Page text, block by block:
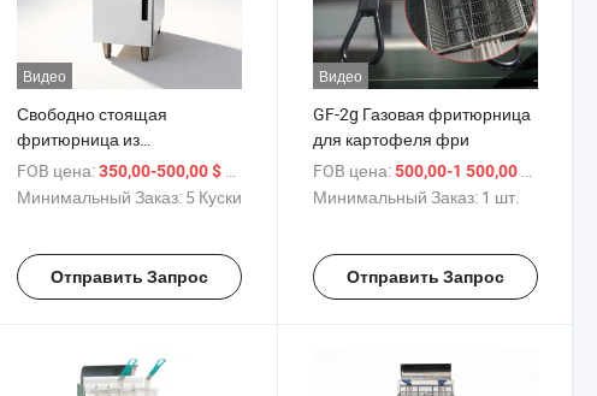
Видео
Свободно стоящая
фритюрница из
нержавеющей стали
FOB цена: 350,00-500,00 $ / шт.
Минимальный Заказ: 5 Куски
Отправить Запрос
Видео
GF-2g Газовая фритюрница
для картофеля фри
FOB цена: 500,00-1 500,00 $
Минимальный Заказ: 1 шт.
Отправить Запрос